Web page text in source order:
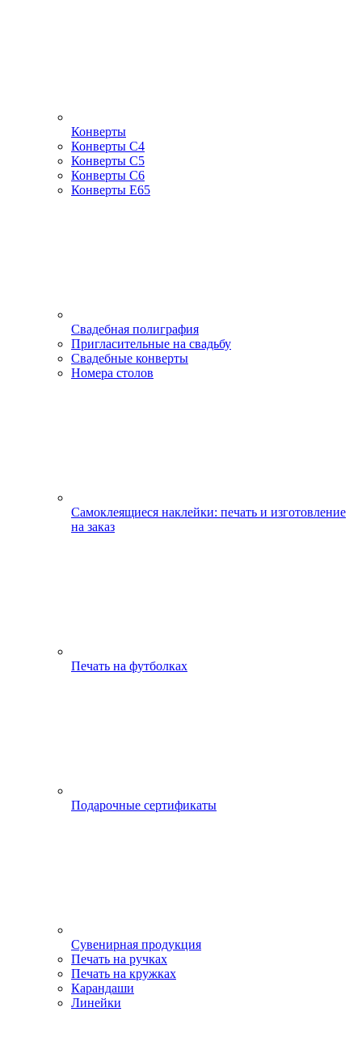
Конверты
Конверты С4
Конверты С5
Конверты С6
Конверты Е65
Свадебная полиграфия
Пригласительные на свадьбу
Свадебные конверты
Номера столов
Самоклеящиеся наклейки: печать и изготовление
на заказ
Печать на футболках
Подарочные сертификаты
Сувенирная продукция
Печать на ручках
Печать на кружках
Карандаши
Линейки